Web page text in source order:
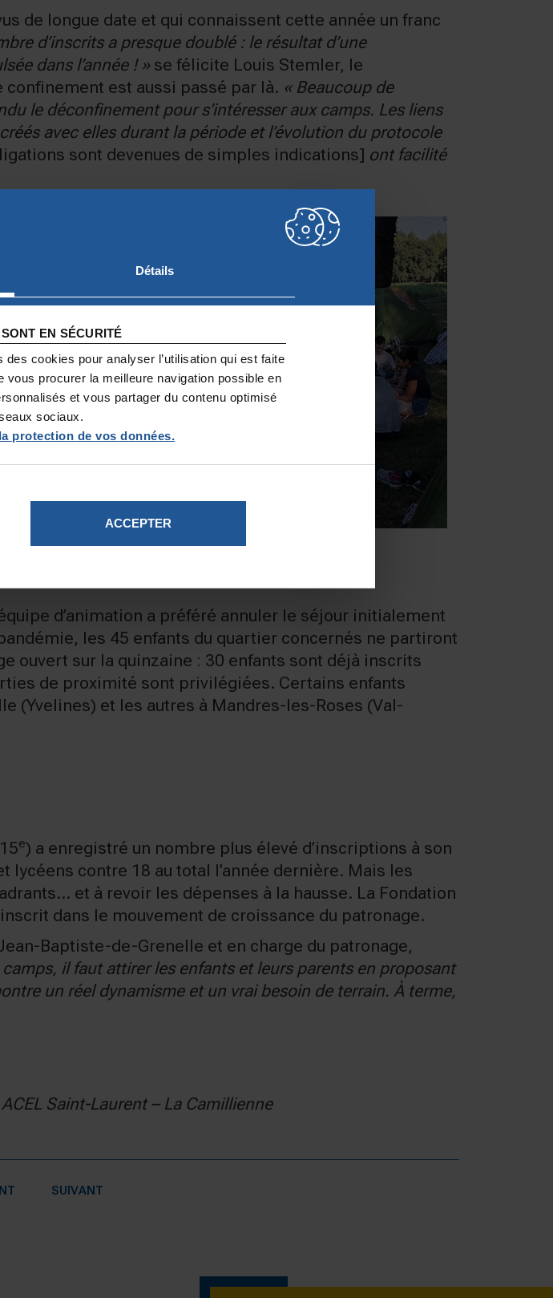
Détails
EN SÉCURITÉ
cookies pour analyser l’utilisation qui est faite
procurer la meilleure navigation possible en
et vous partager du contenu optimisé
sociaux.
protection de vos données.
ACCEPTER
de longue date et qui connaissent cette année un franc
d’inscrits a presque doublé : le résultat d’une
dans l’année ! » se félicite Louis Stemler, le
confinement est aussi passé par là. « Beaucoup de
le déconfinement pour s’intéresser aux camps. Les liens
avec elles durant la période et l’évolution du protocole
sont devenues de simples indications] ont facilité
d’animation a préféré annuler le séjour initialement
les 45 enfants du quartier concernés ne partiront
ouvert sur la quinzaine : 30 enfants sont déjà inscrits
de proximité sont privilégiées. Certains enfants
(Yvelines) et les autres à Mandres-les-Roses (Val-
e) a enregistré un nombre plus élevé d’inscriptions à son
lycéens contre 18 au total l’année dernière. Mais les
et à revoir les dépenses à la hausse. La Fondation
dans le mouvement de croissance du patronage.
Baptiste-de-Grenelle et en charge du patronage,
il faut attirer les enfants et leurs parents en proposant
un réel dynamisme et un vrai besoin de terrain. À terme,
Saint-Laurent – La Camillienne
SUIVANT